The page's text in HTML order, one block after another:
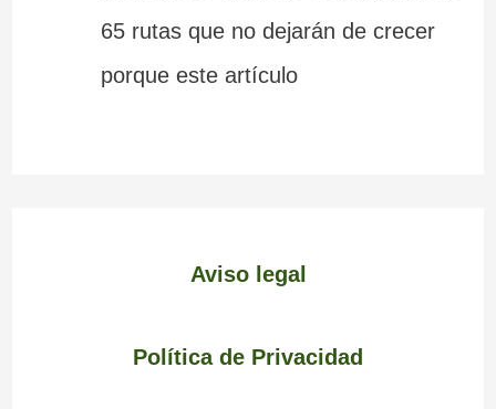
65 rutas que no dejarán de crecer
porque este artículo
Aviso legal
Política de Privacidad